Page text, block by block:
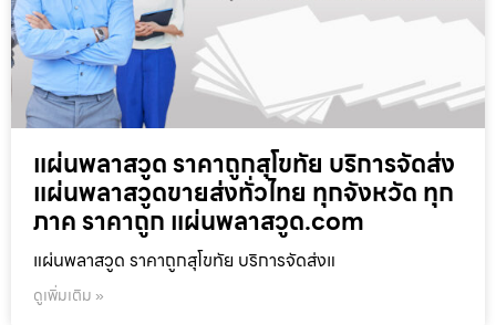
แผ่นพลาสวูด ราคาถูกสุโขทัย บริการจัดส่ง
แผ่นพลาสวูดขายส่งทั่วไทย ทุกจังหวัด ทุก
ภาค ราคาถูก แผ่นพลาสวูด.com
แผ่นพลาสวูด ราคาถูกสุโขทัย บริการจัดส่งแ
ดูเพิ่มเติม »